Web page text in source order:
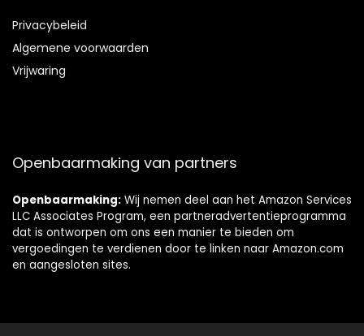
Privacybeleid
Algemene voorwaarden
Vrijwaring
Openbaarmaking van partners
Openbaarmaking: Wij nemen deel aan het Amazon Services
LLC Associates Program, een partneradvertentieprogramma
dat is ontworpen om ons een manier te bieden om
vergoedingen te verdienen door te linken naar Amazon.com
en aangesloten sites.